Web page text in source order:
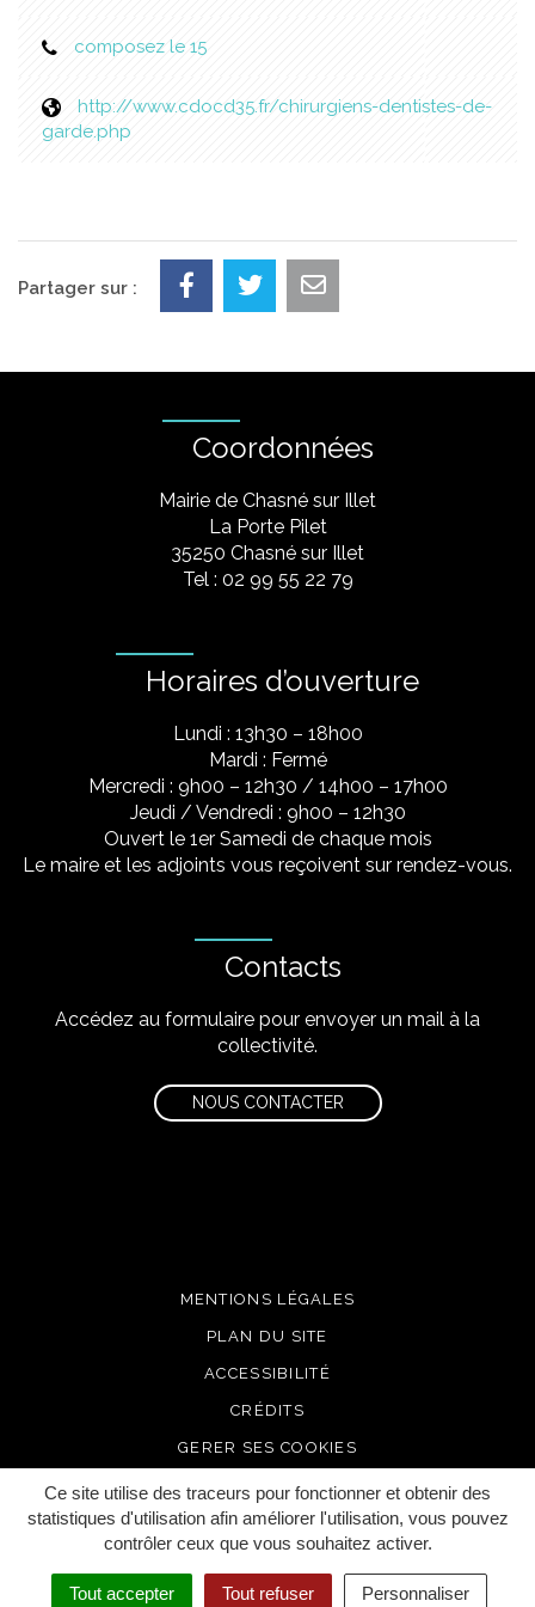
Ce site utilise des traceurs pour fonctionner et obtenir des
statistiques d'utilisation afin améliorer l'utilisation, vous pouvez
contrôler ceux que vous souhaitez activer.
Tout accepter Tout refuser Personnaliser
composez le 15
http://www.cdocd35.fr/chirurgiens-dentistes-de-
garde.php
Partager sur :
Coordonnées
Mairie de Chasné sur Illet
La Porte Pilet
35250 Chasné sur Illet
Tel : 02 99 55 22 79
Horaires d’ouverture
Lundi : 13h30 – 18h00
Mardi : Fermé
Mercredi : 9h00 – 12h30 / 14h00 – 17h00
Jeudi / Vendredi : 9h00 – 12h30
Ouvert le 1er Samedi de chaque mois
Le maire et les adjoints vous reçoivent sur rendez-vous.
Contacts
Accédez au formulaire pour envoyer un mail à la
collectivité.
NOUS CONTACTER
MENTIONS LÉGALES
PLAN DU SITE
ACCESSIBILITÉ
CRÉDITS
GERER SES COOKIES